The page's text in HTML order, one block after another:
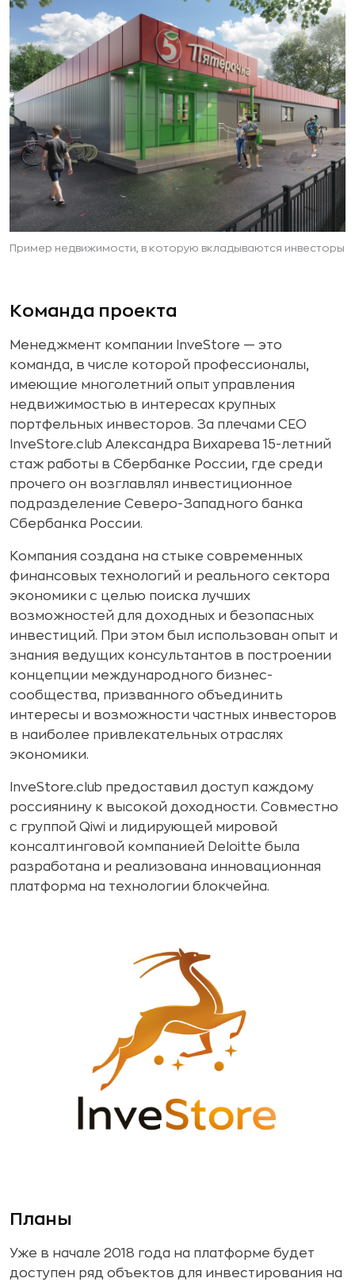
Пример недвижимости, в которую вкладываются инвесторы
Команда проекта
Менеджмент компании InveStore — это
команда, в числе которой профессионалы,
имеющие многолетний опыт управления
недвижимостью в интересах крупных
портфельных инвесторов. За плечами CEO
InveStore.club Александра Вихарева 15-летний
стаж работы в Сбербанке России, где среди
прочего он возглавлял инвестиционное
подразделение Северо-Западного банка
Сбербанка России.
Компания создана на стыке современных
финансовых технологий и реального сектора
экономики с целью поиска лучших
возможностей для доходных и безопасных
инвестиций. При этом был использован опыт и
знания ведущих консультантов в построении
концепции международного бизнес-
сообщества, призванного объединить
интересы и возможности частных инвесторов
в наиболее привлекательных отраслях
экономики.
InveStore.club предоставил доступ каждому
россиянину к высокой доходности. Совместно
с группой Qiwi и лидирующей мировой
консалтинговой компанией Deloitte была
разработана и реализована инновационная
платформа на технологии блокчейна.
Планы
Уже в начале 2018 года на платформе будет
доступен ряд объектов для инвестирования на